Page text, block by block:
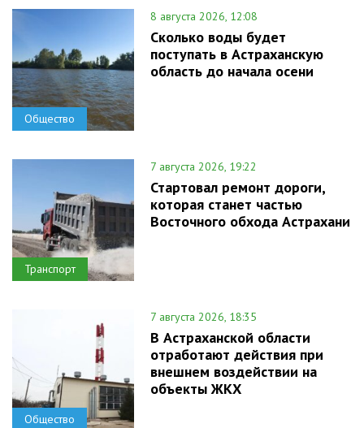
Общество
8 августа 2026, 12:08
Сколько воды будет
поступать в Астраханскую
область до начала осени
Транспорт
7 августа 2026, 19:22
Стартовал ремонт дороги,
которая станет частью
Восточного обхода Астрахани
Общество
7 августа 2026, 18:35
В Астраханской области
отработают действия при
внешнем воздействии на
объекты ЖКХ